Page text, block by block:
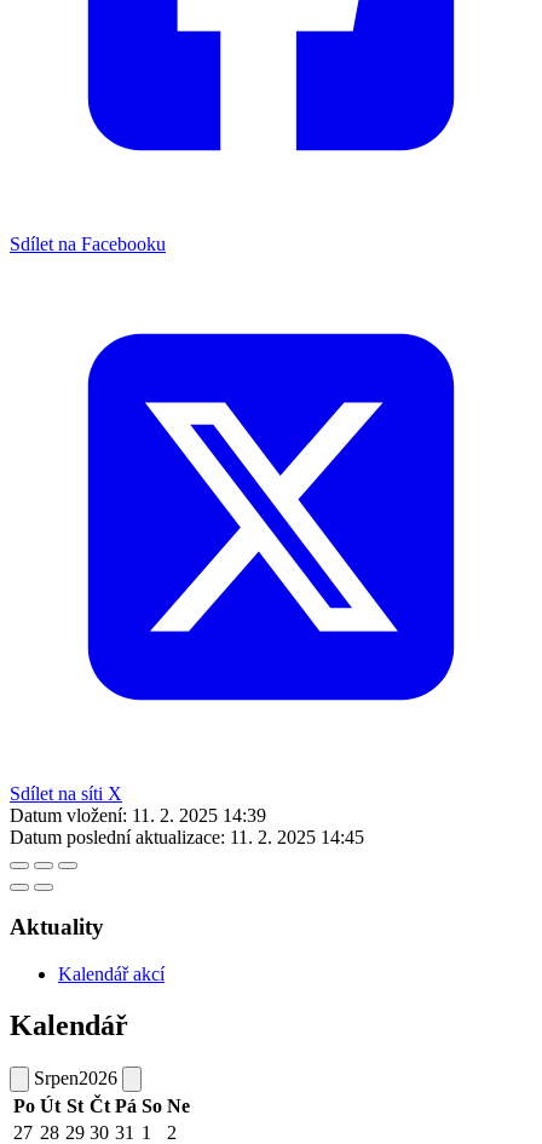
Sdílet na Facebooku
Sdílet na síti X
Datum vložení: 11. 2. 2025 14:39
Datum poslední aktualizace: 11. 2. 2025 14:45
Aktuality
Kalendář akcí
Kalendář
Srpen2026
Po Út St Čt Pá So Ne
27 28 29 30 31 1
2